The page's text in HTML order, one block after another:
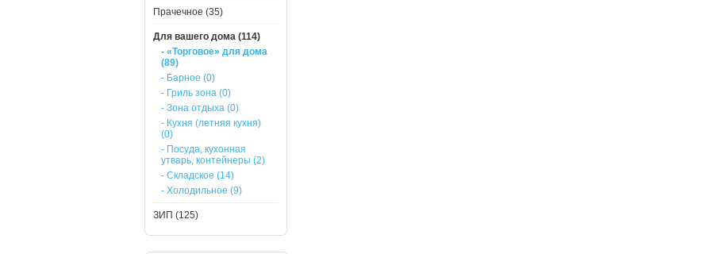
Прачечное (35)
Для вашего дома (114)
- «Торговое» для дома
(89)
- Барное (0)
- Гриль зона (0)
- Зона отдыха (0)
- Кухня (летняя кухня)
(0)
- Посуда, кухонная
утварь, контейнеры (2)
- Складское (14)
- Холодильное (9)
ЗИП (125)